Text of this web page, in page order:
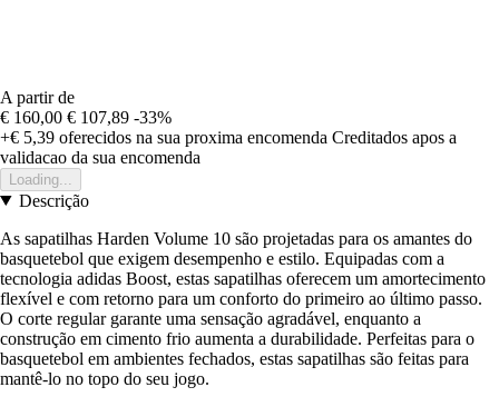
A partir de
€ 160,00 € 107,89 -33%
+€ 5,39 oferecidos na sua proxima encomenda Creditados apos a
validacao da sua encomenda
Loading...
Descrição
As sapatilhas Harden Volume 10 são projetadas para os amantes do
basquetebol que exigem desempenho e estilo. Equipadas com a
tecnologia adidas Boost, estas sapatilhas oferecem um amortecimento
flexível e com retorno para um conforto do primeiro ao último passo.
O corte regular garante uma sensação agradável, enquanto a
construção em cimento frio aumenta a durabilidade. Perfeitas para o
basquetebol em ambientes fechados, estas sapatilhas são feitas para
mantê-lo no topo do seu jogo.